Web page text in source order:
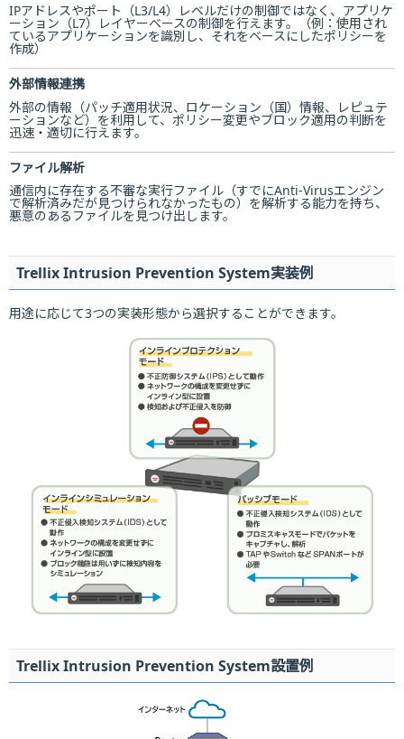
IPアドレスやポート（L3/L4）レベルだけの制御ではなく、アプリケ
ーション（L7）レイヤーベースの制御を行えます。（例：使用され
ているアプリケーションを識別し、それをベースにしたポリシーを
作成）
外部情報連携
外部の情報（パッチ適用状況、ロケーション（国）情報、レピュテ
ーションなど）を利用して、ポリシー変更やブロック適用の判断を
迅速・適切に行えます。
ファイル解析
通信内に存在する不審な実行ファイル（すでにAnti-Virusエンジン
で解析済みだが見つけられなかったもの）を解析する能力を持ち、
悪意のあるファイルを見つけ出します。
Trellix Intrusion Prevention System実装例
用途に応じて3つの実装形態から選択することができます。
Trellix Intrusion Prevention System設置例